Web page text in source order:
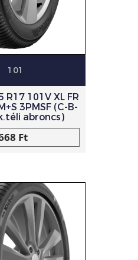
101
R17 101V XL FR
3PMSF (C-B-
abroncs)
Ft